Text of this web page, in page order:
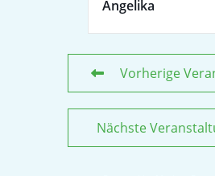
Angelika
Vorherige
Nächste